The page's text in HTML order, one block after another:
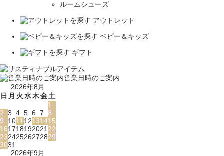
ルームシューズ
アウトレット
ベビー＆キッズ
ギフト
営業日時のご案内
2026年8月
日 月 火水木金土
1
2 3 4 5 6 7 8
9
101112131415
16171819202122
23242526272829
3031
2026年9月